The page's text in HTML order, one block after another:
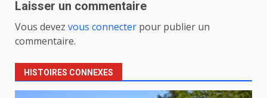
Laisser un commentaire
Vous devez vous connecter pour publier un
commentaire.
HISTOIRES CONNEXES